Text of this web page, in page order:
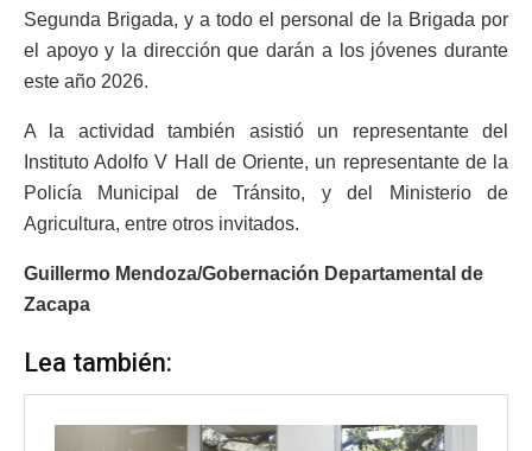
Segunda Brigada, y a todo el personal de la Brigada por
el apoyo y la dirección que darán a los jóvenes durante
este año 2026.
A la actividad también asistió un representante del
Instituto Adolfo V Hall de Oriente, un representante de la
Policía Municipal de Tránsito, y del Ministerio de
Agricultura, entre otros invitados.
Guillermo Mendoza/Gobernación Departamental de
Zacapa
Lea también: